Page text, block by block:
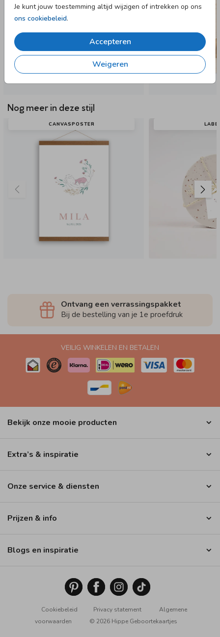
Je kunt jouw toestemming altijd wijzigen of intrekken op ons
ons cookiebeleid.
Accepteren
Weigeren
Nog meer in deze stijl
CANVASPOSTER
Ontvang een verrassingspakket
Bij de bestelling van je 1e proefdruk
VEILIG WINKELEN EN BETALEN
Bekijk onze mooie producten
Extra’s & inspiratie
Onze service & diensten
Prijzen & info
Blogs en inspiratie
Cookiebeleid Privacy statement
Algemene
voorwaarden
© 2026 Hippe Geboortekaartjes